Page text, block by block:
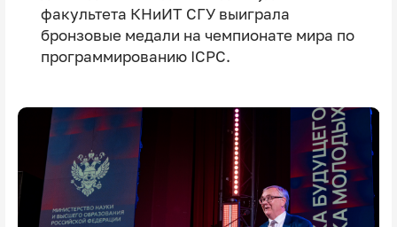
факультета КНиИТ СГУ выиграла
бронзовые медали на чемпионате мира по
программированию ICPC.